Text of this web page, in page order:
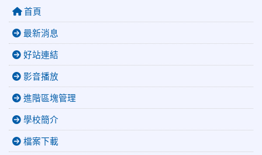
首頁
最新消息
好站連結
影音播放
進階區塊管理
學校簡介
檔案下載